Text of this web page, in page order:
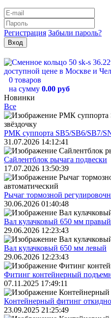
Регистрация Забыли пароль?
0 товаров
на сумму 0.00 руб
Новинки
Все
РМК суппорта SB5/SB6/SB7/
31.07.2026 14:12:41
Сайлентблок рычага подвески
17.07.2026 13:50:39
Рычаг тормозной
30.06.2026 01:40:48
Вал кулачковый 650 мм правый
29.06.2026 12:23:43
Вал кулачковый 650 мм левый
29.06.2026 12:23:43
Фитинг контейнерный
07.11.2025 17:49:11
Контейнерный фитинг
23.09.2025 21:25:49